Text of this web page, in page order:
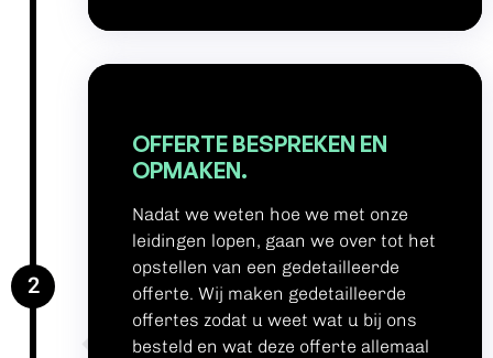
OFFERTE BESPREKEN EN
OPMAKEN.
Nadat we weten hoe we met onze
leidingen lopen, gaan we over tot het
opstellen van een gedetailleerde
offerte. Wij maken gedetailleerde
offertes zodat u weet wat u bij ons
besteld en wat deze offerte allemaal
2